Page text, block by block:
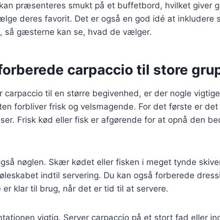
præsenteres smukt på et buffetbord, hvilket giver
deres favorit. Det er også en god idé at inkludere
så gæsterne kan se, hvad de vælger.
carpaccio til store
carpaccio til en større begivenhed, er der nogle
forbliver frisk og velsmagende. For det første er
Frisk kød eller fisk er afgørende for at opnå den
nøglen. Skær kødet eller fisken i meget tynde
indtil servering. Du kan også forberede
er klar til brug, når det er tid til at servere.
vigtig. Server carpaccio på et stort fad eller